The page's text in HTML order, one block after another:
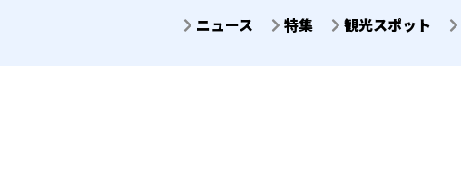
ニュース 特集 観光スポット